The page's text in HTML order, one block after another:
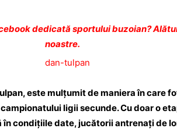
dedicată sportului buzoian?
noastre.
este mulţumit de maniera în care
ligii secunde. Cu doar o
condiţiile date, jucătorii antrenaţi de